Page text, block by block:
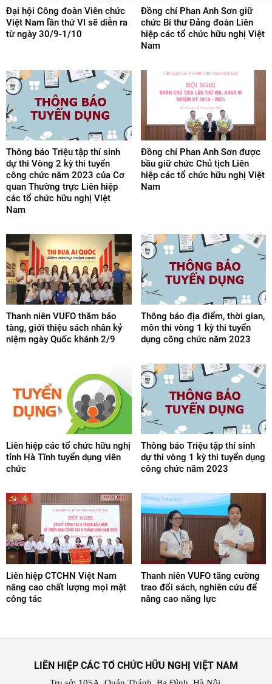
Đại hội Công đoàn Viên chức
Việt Nam lần thứ VI sẽ diễn ra
từ ngày 30/9-1/10
Đồng chí Phan Anh Sơn giữ
chức Bí thư Đảng đoàn Liên
hiệp các tổ chức hữu nghị Việt
Nam
Thông báo Triệu tập thí sinh
dự thi Vòng 2 kỳ thi tuyển
công chức năm 2023 của Cơ
quan Thường trực Liên hiệp
các tổ chức hữu nghị Việt
Nam
Đồng chí Phan Anh Sơn được
bầu giữ chức Chủ tịch Liên
hiệp các tổ chức hữu nghị Việt
Nam
Thanh niên VUFO thăm bảo
tàng, giới thiệu sách nhân kỷ
niệm ngày Quốc khánh 2/9
Thông báo địa điểm, thời gian,
môn thi vòng 1 kỳ thi tuyển
dụng công chức năm 2023
Liên hiệp các tổ chức hữu nghị
tỉnh Hà Tĩnh tuyển dụng viên
chức
Thông báo Triệu tập thí sinh
dự thi vòng 1 kỳ thi tuyển dụng
công chức năm 2023
Liên hiệp CTCHN Việt Nam
nâng cao chất lượng mọi mặt
công tác
Thanh niên VUFO tăng cường
trao đổi sách, nghiên cứu để
nâng cao năng lực
LIÊN HIỆP CÁC TỔ CHỨC HỮU NGHỊ VIỆT NAM